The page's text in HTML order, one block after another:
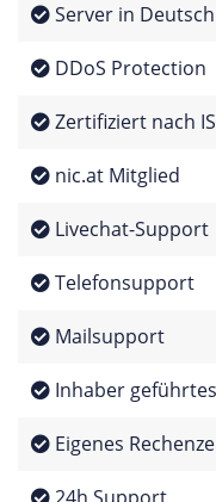
Server in
DDoS Protection
Zertifiziert nach
nic.at Mitglied
Livechat-Support
Telefonsupport
Mailsupport
Inhaber
Eigenes